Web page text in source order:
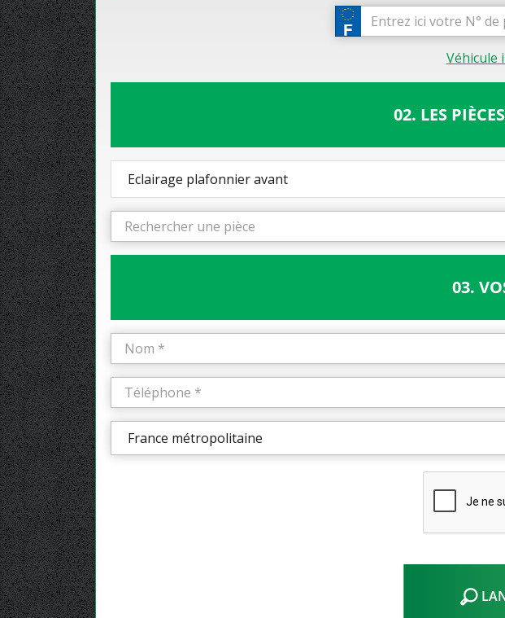
Véhicule
02. LES
Eclairage plafonnier avant
03.